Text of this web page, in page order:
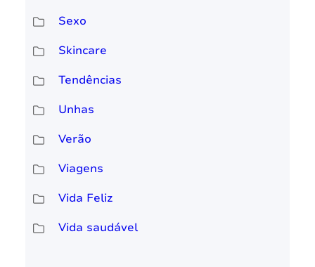
Sexo
Skincare
Tendências
Unhas
Verão
Viagens
Vida Feliz
Vida saudável